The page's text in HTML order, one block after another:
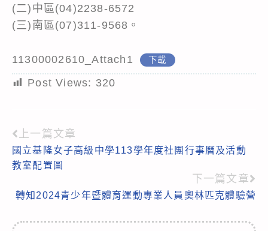
(二)中區(04)2238-6572
(三)南區(07)311-9568。
11300002610_Attach1 下載
Post Views: 320
Read
more
上一篇文章
國立基隆女子高級中學113學年度社團行事曆及活動
教室配置圖
下一篇文章
轉知2024青少年暨體育運動專業人員奧林匹克體驗營